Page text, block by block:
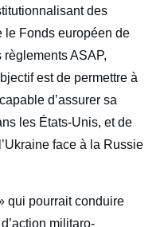
des
le Fonds européen de
ASAP,
est de permettre à
d’assurer sa
les États-Unis, et de
face à la Russie
qui pourrait conduire
militaro-
EDIP, SAFE :
de l’Union